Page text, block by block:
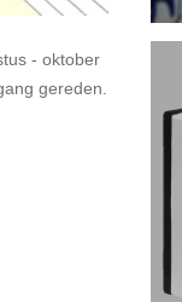
- oktober
gereden.